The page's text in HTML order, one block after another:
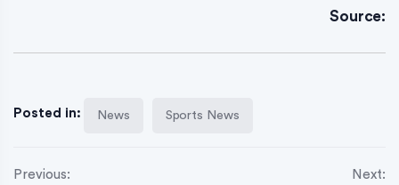
Source:
Posted in: News Sports News
Previous: Next: